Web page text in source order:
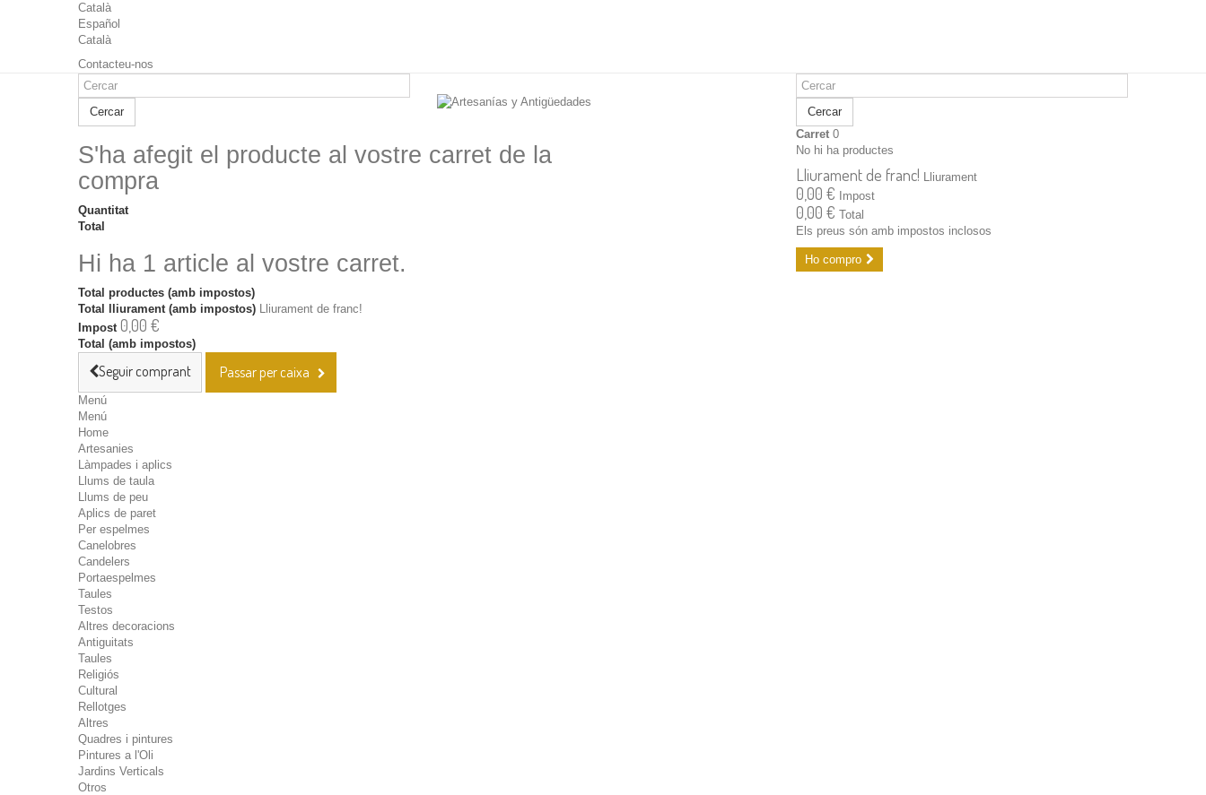
Català
Español
Català
Contacteu-nos
Cercar
Cercar
Carret 0
No hi ha productes
Lliurament de franc! Lliurament
0,00 € Impost
0,00 € Total
Els preus són amb impostos inclosos
Ho compro
S'ha afegit el producte al vostre carret de la
compra
Quantitat
Total
Hi ha 1 article al vostre carret.
Total productes (amb impostos)
Total lliurament (amb impostos) Lliurament de franc!
Impost 0,00 €
Total (amb impostos)
Seguir comprant Passar per caixa
Menú
Menú
Home
Artesanies
Làmpades i aplics
Llums de taula
Llums de peu
Aplics de paret
Per espelmes
Canelobres
Candelers
Portaespelmes
Taules
Testos
Altres decoracions
Antiguitats
Taules
Religiós
Cultural
Rellotges
Altres
Quadres i pintures
Pintures a l'Oli
Jardins Verticals
Otros